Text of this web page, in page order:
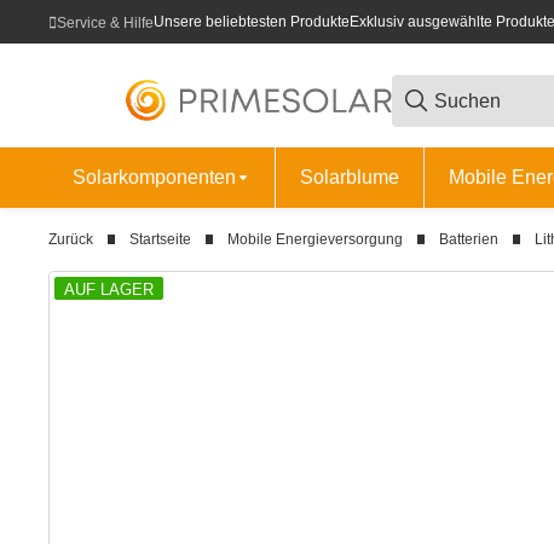
Service & HilfeUnsere beliebtesten Produkte Exklusiv ausgewählte Produkte
Solarkomponenten Solarblume Mobile
Zurück Startseite Mobile Energieversorgung Batterien
AUF LAGER